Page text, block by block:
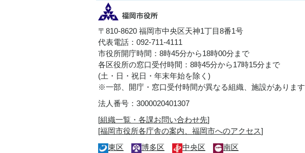
〒810-8620 福岡市中央区天神1丁目8番1号
代表電話：092-711-4111
市役所開庁時間：8時45分から18時00分まで
各区役所の窓口受付時間：8時45分から17時15分まで
(土・日・祝日・年末年始を除く)
※一部、開庁・窓口受付時間が異なる組織、施設があります
法人番号：3000020401307
[組織一覧・各課お問い合わせ先]
[福岡市役所各庁舎の案内、福岡市へのアクセス]
東区
博多区 中央区 南区